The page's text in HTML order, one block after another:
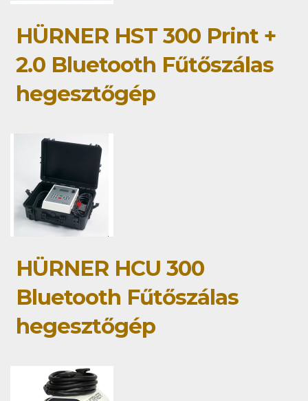
HÜRNER HST 300 Print +
2.0 Bluetooth Fűtőszálas
hegesztőgép
HÜRNER HCU 300
Bluetooth Fűtőszálas
hegesztőgép